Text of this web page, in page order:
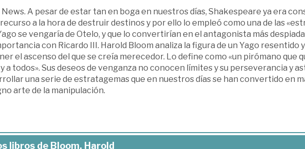
A pesar de estar tan en boga en nuestros días, Shakespeare ya era
a la hora de destruir destinos y por ello lo empleó como una de las
se vengaría de Otelo, y que lo convertirían en el antagonista más
con Ricardo III. Harold Bloom analiza la figura de un Yago resentido
el ascenso del que se creía merecedor. Lo define como «un pirómano que
a todos». Sus deseos de venganza no conocen límites y su perseverancia y
una serie de estratagemas que en nuestros días se han convertido en
arte de la manipulación.
libros de Bloom, Harold